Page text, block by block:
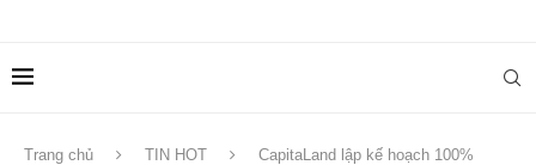
Trang chủ TIN HOT
CapitaLand lập kế hoạch 100%